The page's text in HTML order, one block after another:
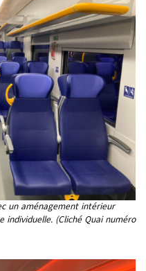
un aménagement intérieur
individuelle. (Cliché Quai numéro